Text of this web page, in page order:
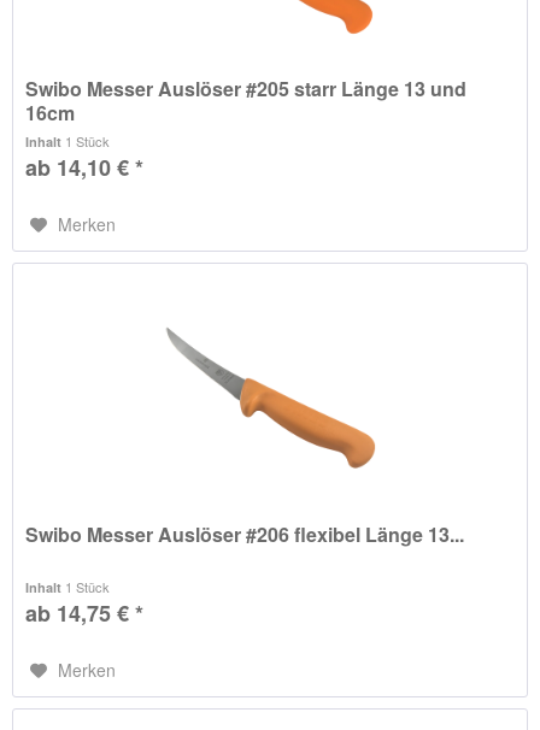
Swibo Messer Auslöser #205 starr Länge 13 und
16cm
Inhalt 1 Stück
ab 14,10 € *
Merken
Swibo Messer Auslöser #206 flexibel Länge 13...
Inhalt 1 Stück
ab 14,75 € *
Merken